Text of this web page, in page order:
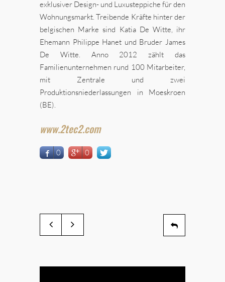
exklusiver Design- und Luxusteppiche für den
Wohnungsmarkt. Treibende Kräfte hinter der
belgischen Marke sind Katia De Witte, ihr
Ehemann Philippe Hanet und Bruder James
De Witte. Anno 2012 zählt das
Familienunternehmen rund 100 Mitarbeiter,
mit Zentrale und zwei
Produktionsniederlassungen in Moeskroen
(BE).
www.2tec2.com
0 0